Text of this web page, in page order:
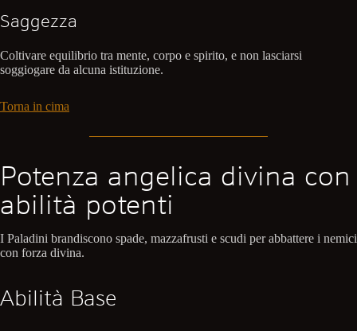
Saggezza
Coltivare equilibrio tra mente, corpo e spirito, e non lasciarsi
soggiogare da alcuna istituzione.
Torna in cima
Potenza angelica divina con
abilità potenti
I Paladini brandiscono spade, mazzafrusti e scudi per abbattere i nemici
con forza divina.
Abilità Base